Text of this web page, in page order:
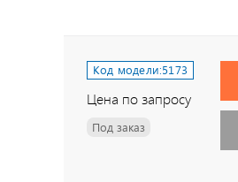
Код модели:5173
Цена по запросу
Под заказ